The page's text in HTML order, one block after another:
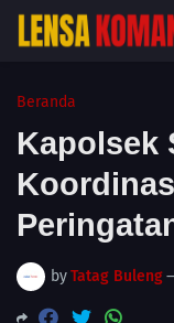
Beranda
Kapolsek
byTatag Buleng